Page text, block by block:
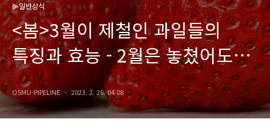
⫸일반상식
<봄>3월이 제철인 과일들의
특징과 효능 - 2월은 놓쳤어도
3월은 놓치지 마세요!!
OSMU-PIPELINE 2023. 2. 26. 04:08